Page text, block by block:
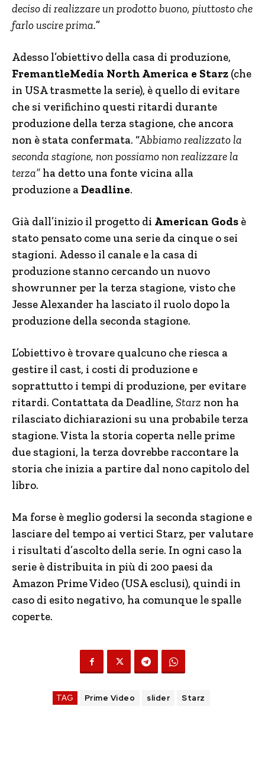
deciso di realizzare un prodotto buono, piuttosto che
farlo uscire prima.”
Adesso l’obiettivo della casa di produzione,
FremantleMedia North America e Starz (che
in USA trasmette la serie), è quello di evitare
che si verifichino questi ritardi durante
produzione della terza stagione, che ancora
non è stata confermata. “Abbiamo realizzato la
seconda stagione, non possiamo non realizzare la
terza” ha detto una fonte vicina alla
produzione aDeadline.
Già dall’inizio il progetto di American Gods è
stato pensato come una serie da cinque o sei
stagioni. Adesso il canale e la casa di
produzione stanno cercando un nuovo
showrunner per la terza stagione, visto che
Jesse Alexander ha lasciato il ruolo dopo la
produzione della seconda stagione.
L’obiettivo è trovare qualcuno che riesca a
gestire il cast, i costi di produzione e
soprattutto i tempi di produzione, per evitare
ritardi. Contattata da Deadline, Starz non ha
rilasciato dichiarazioni su una probabile terza
stagione. Vista la storia coperta nelle prime
due stagioni, la terza dovrebbe raccontare la
storia che inizia a partire dal nono capitolo del
libro.
Ma forse è meglio godersi la seconda stagione e
lasciare del tempo ai vertici Starz, per valutare
i risultati d’ascolto della serie. In ogni caso la
serie è distribuita in più di 200 paesi da
Amazon Prime Video (USA esclusi), quindi in
caso di esito negativo, ha comunque le spalle
coperte.
TAG Prime Video slider Starz